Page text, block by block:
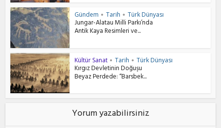
Gündem • Tarih • Türk Dünyası
Jungar-Alatau Milli Parkı’nda
Antik Kaya Resimleri ve...
Kültür Sanat • Tarih • Türk Dünyası
Kırgız Devletinin Doğuşu
Beyaz Perdede: “Barsbek...
Yorum yazabilirsiniz